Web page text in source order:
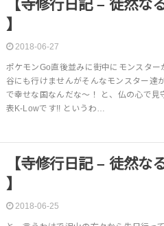
【寺修行日記 – 徒然な
】
2018-06-27
ポケモンGo直後並みに街中にモンスタ
谷にも行けませんがそんなモンスター達
で幸せな国なんだな～！ と、仏の心で見
表K-Lowです!! というわ…
【寺修行日記 – 徒然な
】
2018-06-25